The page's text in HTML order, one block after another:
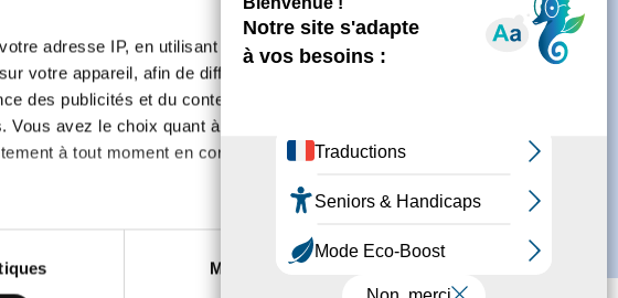
adresse IP, en utilisant des
votre appareil, afin de diffuser des
des publicités et du contenu, ainsi que de
avez le choix quant à l'utilisation de
à tout moment en consultant la
être précises à plusieurs mètres près
Marketing
de vous connecter ou de créer un compte.
compte